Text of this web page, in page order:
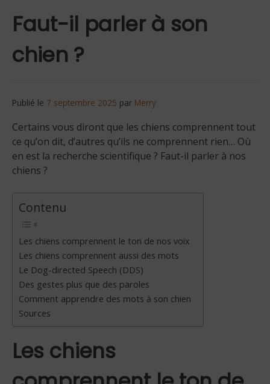
Faut-il parler à son
chien ?
Publié le 7 septembre 2025 par Merry
Certains vous diront que les chiens comprennent tout
ce qu’on dit, d’autres qu’ils ne comprennent rien… Où
en est la recherche scientifique ? Faut-il parler à nos
chiens ?
Contenu
Les chiens comprennent le ton de nos voix
Les chiens comprennent aussi des mots
Le Dog-directed Speech (DDS)
Des gestes plus que des paroles
Comment apprendre des mots à son chien
Sources
Les chiens